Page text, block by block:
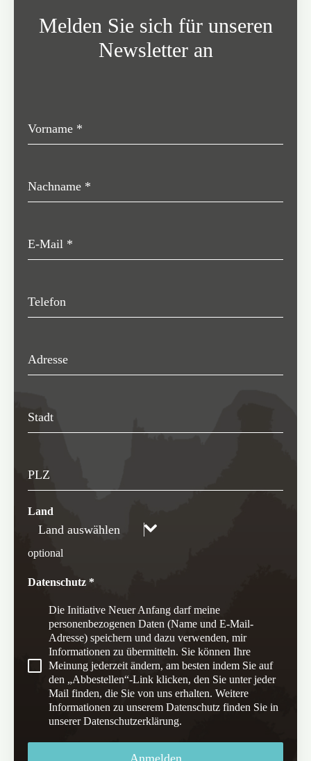
Melden Sie sich für unseren
Newsletter an
Vorname *
Nachname *
E-Mail *
Telefon
Adresse
Stadt
PLZ
Land
Land auswählen
optional
Datenschutz*
Die Initiative Neuer Anfang darf meine
personenbezogenen Daten (Name und E-Mail-
Adresse) speichern und dazu verwenden, mir
Informationen zu übermitteln. Sie können Ihre
Meinung jederzeit ändern, am besten indem Sie auf
den „Abbestellen“-Link klicken, den Sie unter jeder
Mail finden, die Sie von uns erhalten. Weitere
Informationen zu unserem Datenschutz finden Sie in
unserer Datenschutzerklärung.
Anmelden